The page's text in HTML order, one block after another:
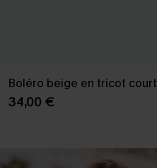
Boléro beige en tricot court
34,00 €